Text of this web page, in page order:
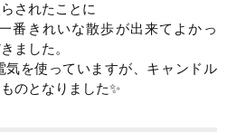
されたことに
番きれいな散歩が出来てよかっ
ました。
気を使っていますが、キャンドル
のとなりました✨